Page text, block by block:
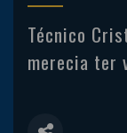
Técnico
merecia ter